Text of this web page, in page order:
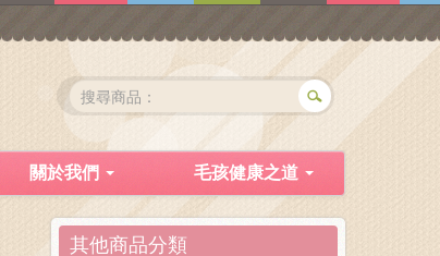
關於我們 毛孩健康之道
其他商品分類